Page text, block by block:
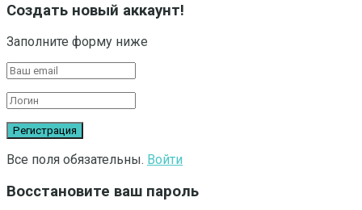
Создать новый аккаунт!
Заполните форму ниже
Все поля обязательны. Войти
Восстановите ваш пароль